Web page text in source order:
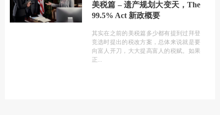
美税篇 – 遗产规划大变天，The
99.5% Act 新政概要
其实在之前的美税篇多少都有提到过拜登
竞选时提出的税改方案，总体来说就是要
向富人开刀，大大提高富人的税赋。如果
正